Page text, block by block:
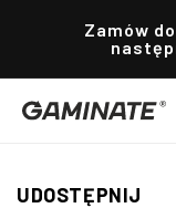
Zamów
UDOSTĘPNIJ